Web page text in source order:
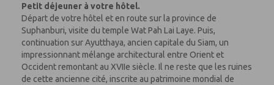
Petit déjeuner à votre hôtel.
Départ de votre hôtel et en route sur la province de
Suphanburi, visite du temple Wat Pah Lai Laye. Puis,
continuation sur Ayutthaya, ancien capitale du Siam, un
impressionnant mélange architectural entre Orient et
Occident remontant au XVIIe siècle. Il ne reste que les ruines
de cette ancienne cité, inscrite au patrimoine mondial de